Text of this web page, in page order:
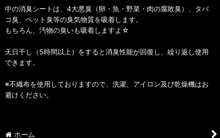
中の消臭シートは、4大悪臭（卵・魚・野菜・肉の腐敗臭）、タバ
コ臭、ペット臭等の臭気物質を吸着します。
もちろん、汚物の臭いも吸着しますよ☆
天日干し（5時間以上）をすると消臭性能が回復し、繰り返し使用
できます。
※不織布を使用しておりますので、洗濯、アイロン及び乾燥機はお
避けください。
ホーム